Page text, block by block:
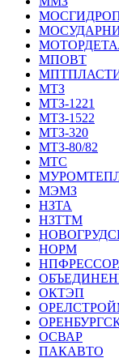
МПОВТ
МТЗ
МТЗ-1221
МТЗ-1522
МТЗ-320
МТЗ-80/82
МТС
МЭМЗ
НЗТА
НЗТТМ
НОРМ
ОКТЭП
ОСВАР
ПАКАВТО